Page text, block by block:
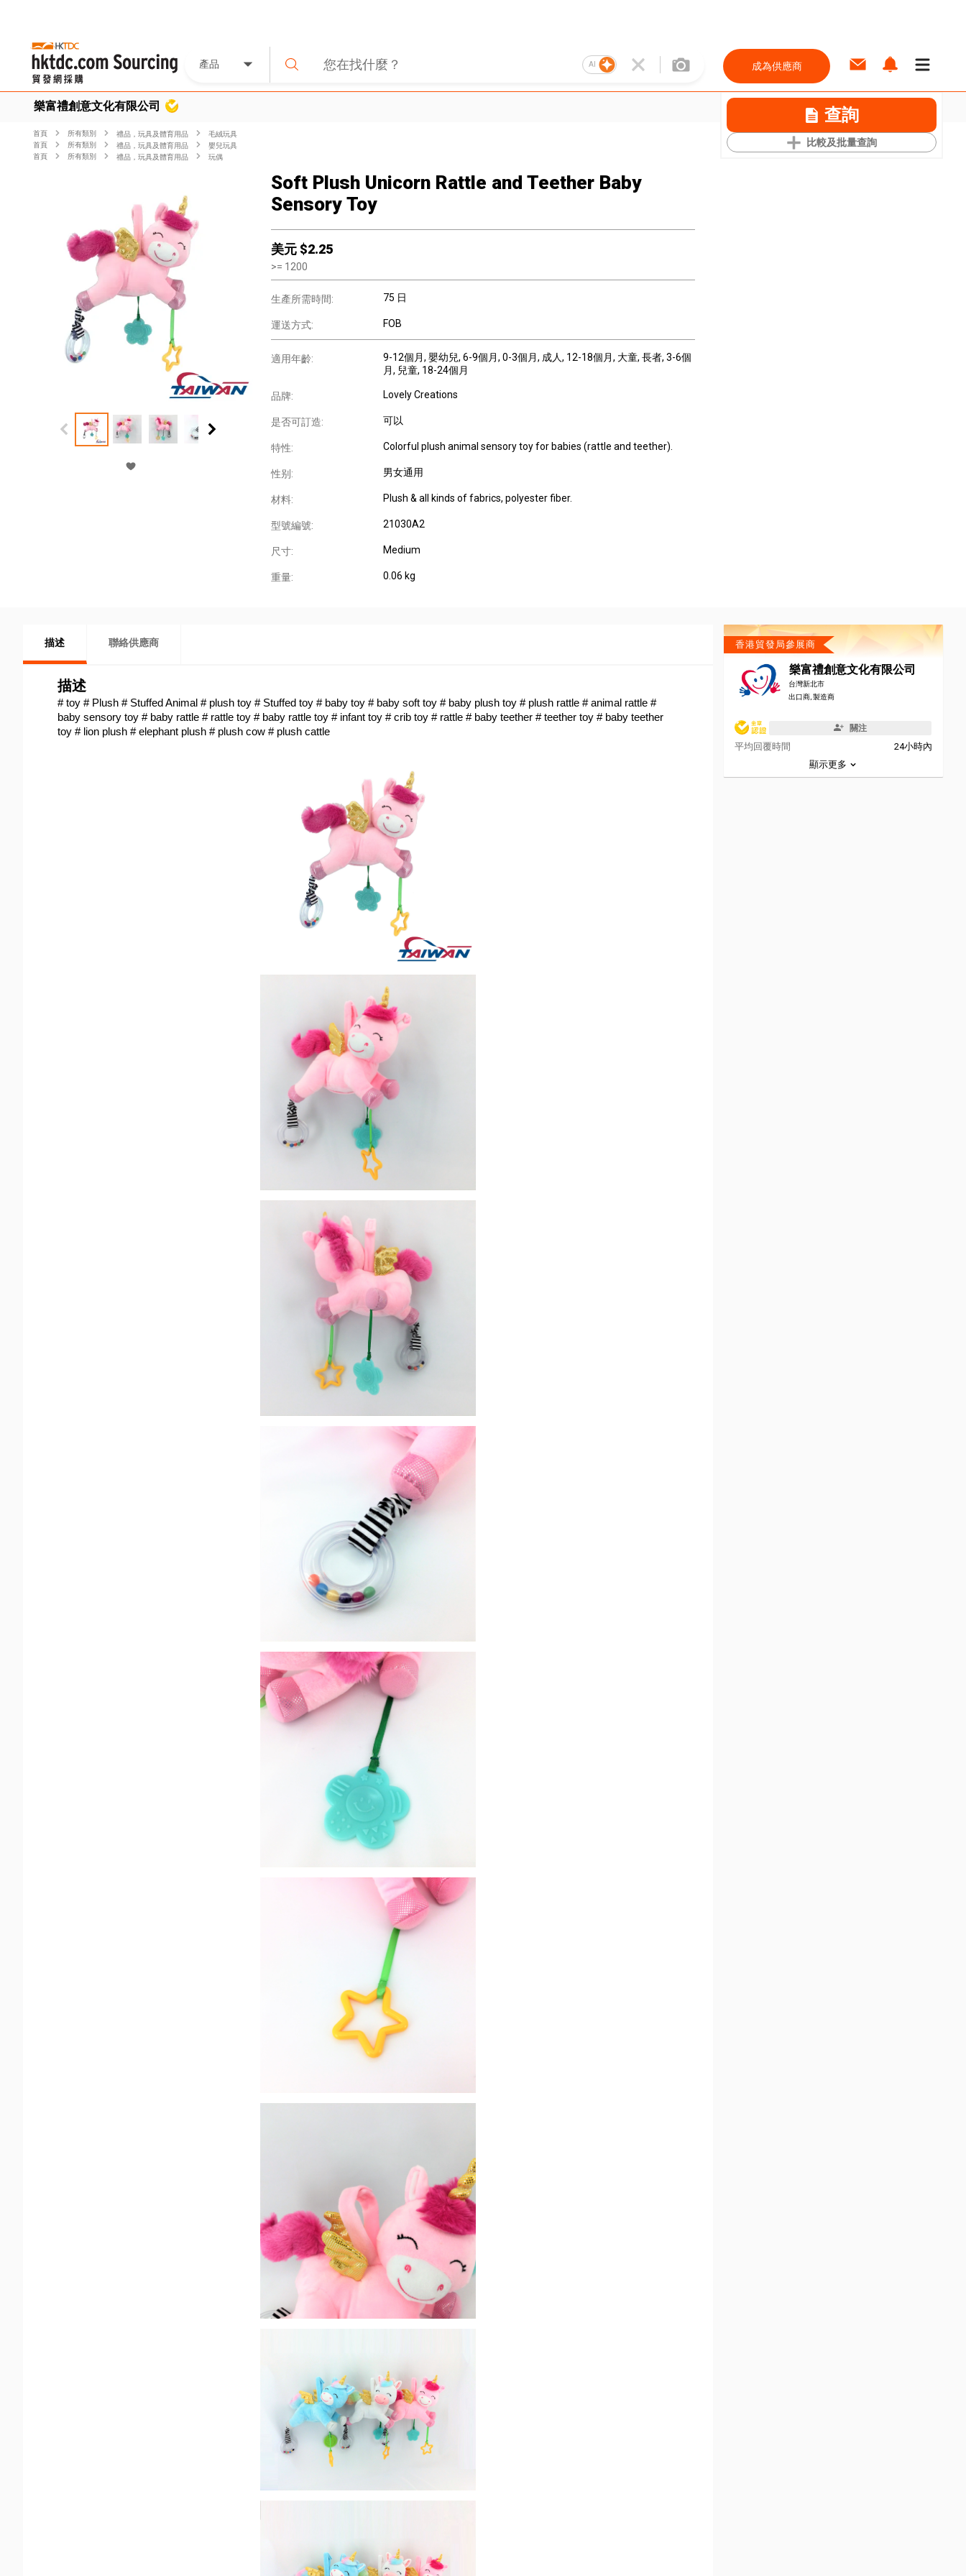
產品 AI 成為供應商
樂富禮創意文化有限公司 查詢
比較及批量查詢
首頁 所有類別 禮品，玩具及體育用品
毛絨玩具
首頁
所有類別 禮品，玩具及體育用品
嬰兒玩具
首頁
所有類別 禮品，玩具及體育用品 玩偶
Soft Plush Unicorn Rattle and Teether Baby
Sensory Toy
美元 $2.25
>= 1200
生產所需時間: 75 日
運送方式: FOB
適用年齡: 9-12個月, 嬰幼兒, 6-9個月, 0-3個月, 成人, 12-18個月, 大童, 長者, 3-6個
月, 兒童, 18-24個月
品牌: Lovely Creations
是否可訂造: 可以
特性: Colorful plush animal sensory toy for babies (rattle and teether).
性别: 男女通用
材料: Plush & all kinds of fabrics, polyester fiber.
型號編號: 21030A2
尺寸: Medium
重量: 0.06 kg
描述 聯絡供應商
描述
# toy # Plush # Stuffed Animal # plush toy # Stuffed toy # baby toy # baby soft toy # baby plush toy # plush rattle # animal rattle #
baby sensory toy # baby rattle # rattle toy # baby rattle toy # infant toy # crib toy # rattle # baby teether # teether toy # baby teether
toy # lion plush # elephant plush # plush cow # plush cattle
香港貿發局參展商
樂富禮創意文化有限公司
台灣新北市
出口商, 製造商
關注
平均回覆時間
24小時內
顯示更多